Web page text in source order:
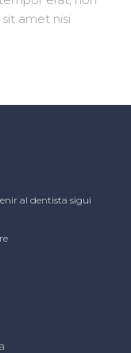
amet nisi
al dentista sigui